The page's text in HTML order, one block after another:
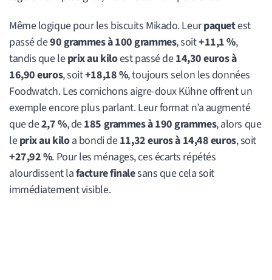
Même logique pour les biscuits Mikado. Leurpaquetest
passé de90 grammes à 100 grammes, soit+11,1 %,
tandis que leprix au kiloest passé de14,30 euros à
16,90 euros, soit+18,18 %, toujours selon les données
Foodwatch. Les cornichons aigre-doux Kühne offrent un
exemple encore plus parlant. Leur format n’a augmenté
que de2,7 %, de185 grammes à 190 grammes, alors que
leprix au kiloa bondi de11,32 euros à 14,48 euros, soit
+27,92 %. Pour les ménages, ces écarts répétés
alourdissent lafacture finalesans que cela soit
immédiatement visible.